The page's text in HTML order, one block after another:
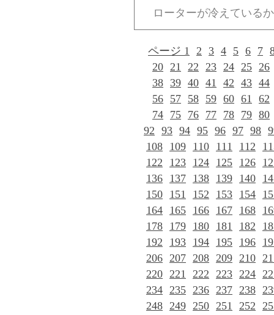
ローターが冷えている
ページ 1 2 3 4 5 6 7
20 21 22 23 24 25 26
38 39 40 41 42 43 44
56 57 58 59 60 61 62
74 75 76 77 78 79 80
92 93 94 95 96 97 98
108 109 110 111 112
122
123 124 125 126
136 137 138 139 140
150 151 152 153 154
164 165 166 167 168
178 179 180 181 182
192
193 194 195 196
206 207 208 209 210
220 221 222 223 224
234 235 236 237 238
248 249 250 251 252